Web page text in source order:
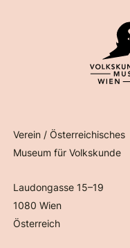
Verein / Österreichisches
Museum für Volkskunde
Laudongasse 15–19
1080 Wien
Österreich